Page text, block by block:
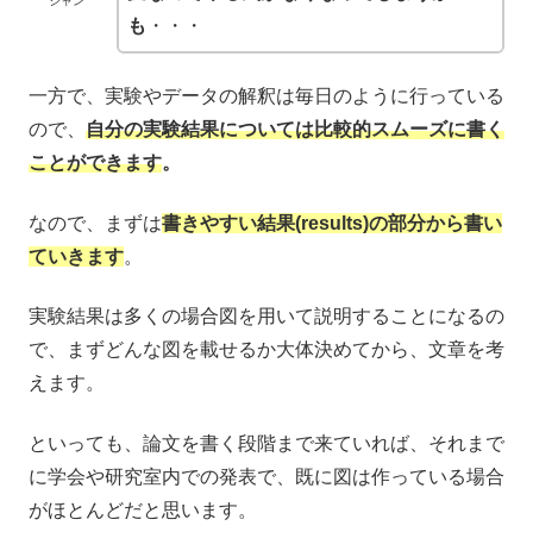
も ・・・
一方で、実験やデータの解釈は毎日のように行っている
ので、 自分の実験結果については比較的スムーズに書く
ことができます。
なので、まずは書きやすい結果(results)の部分から書い
ていきます。
実験結果は多くの場合図を用いて説明することになるの
で、まずどんな図を載せるか大体決めてから、文章を考
えます。
といっても、論文を書く段階まで来ていれば、それまで
に学会や研究室内での発表で、既に図は作っている場合
がほとんどだと思います。